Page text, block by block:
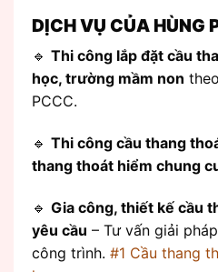
DỊCH VỤ CỦA HÙNG
🔹 Thi công lắp đặt cầu
học, trường mầm non
PCCC.
🔹 Thi công cầu thang
thang thoát hiểm chung
🔹 Gia công, thiết kế cầu
yêu cầu – Tư vấn giải
công trình. #1 Cầu thang